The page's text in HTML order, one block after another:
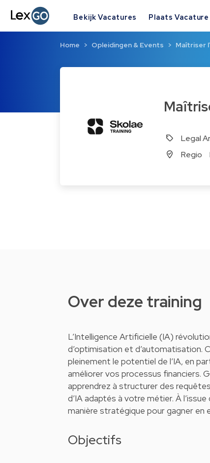
Bekijk Vacatures Plaats Vacature
Home Opleidingen & Events Maîtriser
Legal
Regio
Over deze training
L’Intelligence Artificielle (IA)
d’optimisation et
pleinement le potentiel de l’IA, en
améliorer vos processus financiers.
apprendrez à structurer des
d’IA adaptés à votre métier. À
manière stratégique pour gagner
Objectifs